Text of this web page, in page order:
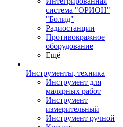
система "ОРИОН"
"Болид"
Радиостанции
Противокражное
оборудование
Ещё
Инструменты, техника
Инструмент для
малярных работ
Инструмент
измерительный
Инструмент ручной